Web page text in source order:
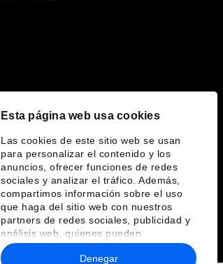
Esta página web usa cookies
Las cookies de este sitio web se usan
para personalizar el contenido y los
anuncios, ofrecer funciones de redes
sociales y analizar el tráfico. Además,
compartimos información sobre el uso
que haga del sitio web con nuestros
partners de redes sociales, publicidad y
análisis web, quienes pueden
combinarla con otra información que les
haya proporcionado o que hayan
Denegar